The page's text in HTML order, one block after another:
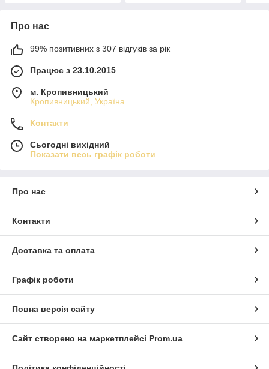
Про нас
99% позитивних з 307 відгуків за рік
Працює з 23.10.2015
м. Кропивницький
Кропивницький, Україна
Контакти
Сьогодні вихідний
Показати весь графік роботи
Про нас
Контакти
Доставка та оплата
Графік роботи
Повна версія сайту
Сайт створено на маркетплейсі Prom.ua